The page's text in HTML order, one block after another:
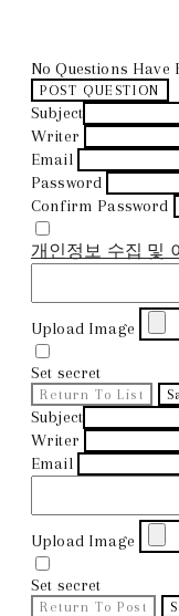
No Questions Have
POST QUESTION
Subject
Writer
Email
Password
Confirm Password
개인정보 수집 및
Upload Image
Set secret
Return To List
Subject
Writer
Email
Upload Image
Set secret
Return To Post